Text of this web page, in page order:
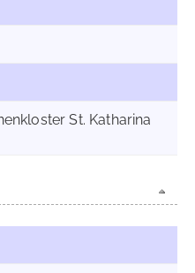
St. Katharina